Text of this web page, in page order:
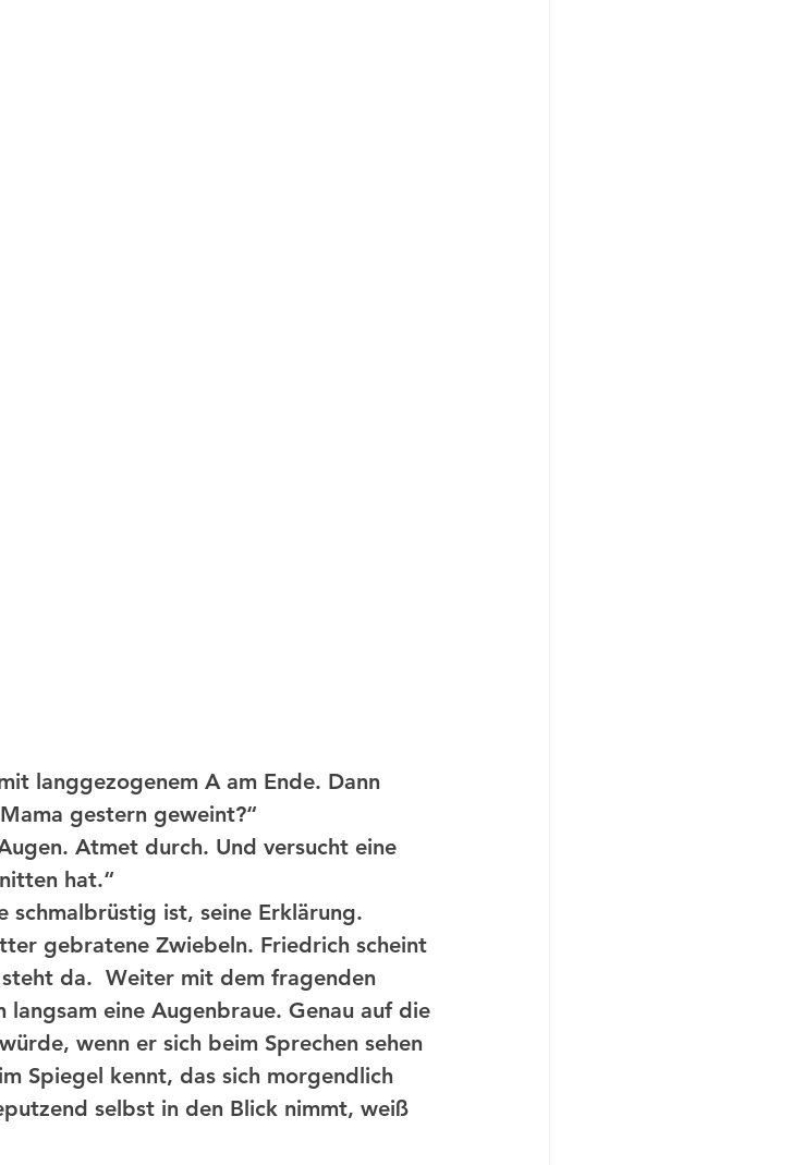
gestern geweint?“
hat.“
schmalbrüstig ist, seine Erklärung.
gebratene Zwiebeln. Friedrich scheint
da.  Weiter mit dem fragenden
eine Augenbraue. Genau auf die
wenn er sich beim Sprechen sehen
Spiegel kennt, das sich morgendlich
selbst in den Blick nimmt, weiß